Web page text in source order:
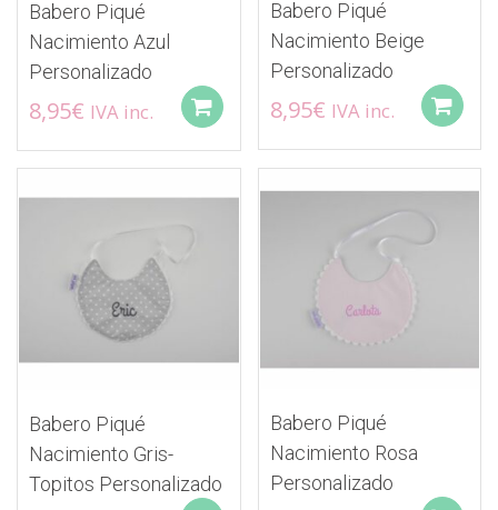
página
de
producto
Babero Piqué
Nacimiento Azul
Personalizado
8,95€ IVA inc. Add to cart
Babero Piqué
Nacimiento Beige
Personalizado
8,95€ IVA inc.
Babero Piqué
Nacimiento Gris-
Topitos Personalizado
Babero Piqué
Nacimiento Rosa
Personalizado